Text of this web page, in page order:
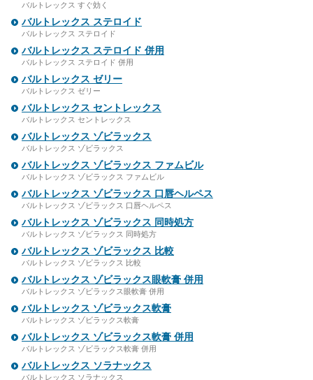
バルトレックス すぐ効く
バルトレックス ステロイド
バルトレックス ステロイド
バルトレックス ステロイド 併用
バルトレックス ステロイド 併用
バルトレックス ゼリー
バルトレックス ゼリー
バルトレックス セントレックス
バルトレックス セントレックス
バルトレックス ゾビラックス
バルトレックス ゾビラックス
バルトレックス ゾビラックス ファムビル
バルトレックス ゾビラックス ファムビル
バルトレックス ゾビラックス 口唇ヘルペス
バルトレックス ゾビラックス 口唇ヘルペス
バルトレックス ゾビラックス 同時処方
バルトレックス ゾビラックス 同時処方
バルトレックス ゾビラックス 比較
バルトレックス ゾビラックス 比較
バルトレックス ゾビラックス眼軟膏 併用
バルトレックス ゾビラックス眼軟膏 併用
バルトレックス ゾビラックス軟膏
バルトレックス ゾビラックス軟膏
バルトレックス ゾビラックス軟膏 併用
バルトレックス ゾビラックス軟膏 併用
バルトレックス ソラナックス
バルトレックス ソラナックス